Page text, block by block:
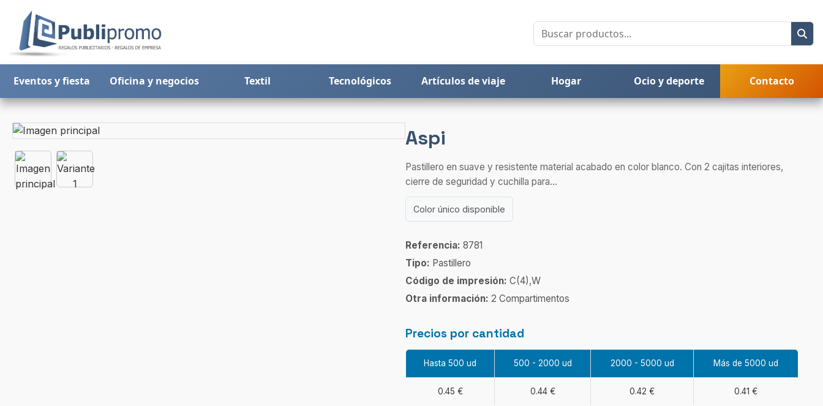
Eventos y fiesta Oficina y negocios Textil Tecnológicos Artículos de viaje Hogar Ocio y deporte Contacto
Aspi
Pastillero en suave y resistente material acabado en color blanco. Con 2 cajitas interiores,
cierre de seguridad y cuchilla para...
Color único disponible
Referencia: 8781
Tipo: Pastillero
Código de impresión: C(4),W
Otra información: 2 Compartimentos
Precios por cantidad
Hasta 500 ud 500 - 2000 ud 2000 - 5000 ud Más de 5000 ud
0.45 € 0.44 € 0.42 € 0.41 €